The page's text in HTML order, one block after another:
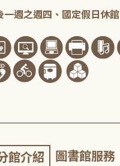
一週之週四、國定假日休館
館介紹 圖書館服務